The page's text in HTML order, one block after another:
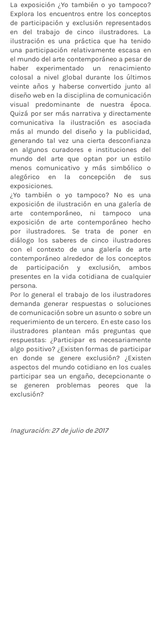
La exposición ¿Yo también o yo tampoco?
Explora los encuentros entre los conceptos
de participación y exclusión representados
en del trabajo de cinco ilustradores. La
ilustración es una práctica que ha tenido
una participación relativamente escasa en
el mundo del arte contemporáneo a pesar de
haber experimentado un renacimiento
colosal a nivel global durante los últimos
veinte años y haberse convertido junto al
diseño web en la disciplina de comunicación
visual predominante de nuestra época.
Quizá por ser más narrativa y directamente
comunicativa la ilustración es asociada
más al mundo del diseño y la publicidad,
generando tal vez una cierta desconfianza
en algunos curadores e instituciones del
mundo del arte que optan por un estilo
menos comunicativo y más simbólico o
alegórico en la concepción de sus
exposiciones.
¿Yo también o yo tampoco? No es una
exposición de ilustración en una galería de
arte contemporáneo, ni tampoco una
exposición de arte contemporáneo hecho
por ilustradores. Se trata de poner en
diálogo los saberes de cinco ilustradores
con el contexto de una galería de arte
contemporáneo alrededor de los conceptos
de participación y exclusión, ambos
presentes en la vida cotidiana de cualquier
persona.
Por lo general el trabajo de los ilustradores
demanda generar respuestas o soluciones
de comunicación sobre un asunto o sobre un
requerimiento de un tercero. En este caso los
ilustradores plantean más preguntas que
respuestas: ¿Participar es necesariamente
algo positivo? ¿Existen formas de participar
en donde se genere exclusión? ¿Existen
aspectos del mundo cotidiano en los cuales
participar sea un engaño, decepcionante o
se generen problemas peores que la
exclusión?
Inaguración: 27 de julio de 2017